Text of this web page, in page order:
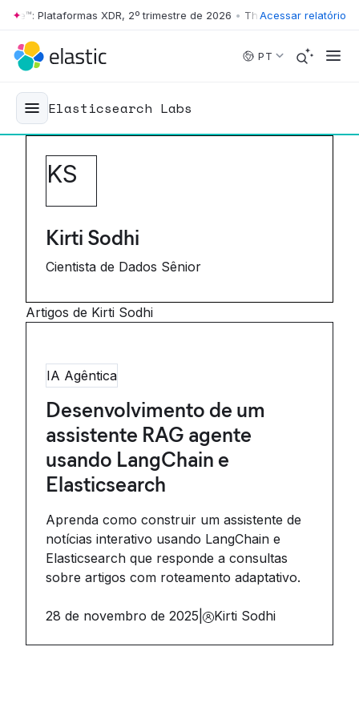
Skip to main content
Plataformas XDR, 2º trimestre de 2026 • The Forrester Wave™:
Acessar relatório
PT
Elasticsearch Labs
KS
Kirti Sodhi
Cientista de Dados Sênior
Artigos de Kirti Sodhi
IA Agêntica
Desenvolvimento de um
assistente RAG agente
usando LangChain e
Elasticsearch
Aprenda como construir um assistente de
notícias interativo usando LangChain e
Elasticsearch que responde a consultas
sobre artigos com roteamento adaptativo.
28 de novembro de 2025 Kirti Sodhi